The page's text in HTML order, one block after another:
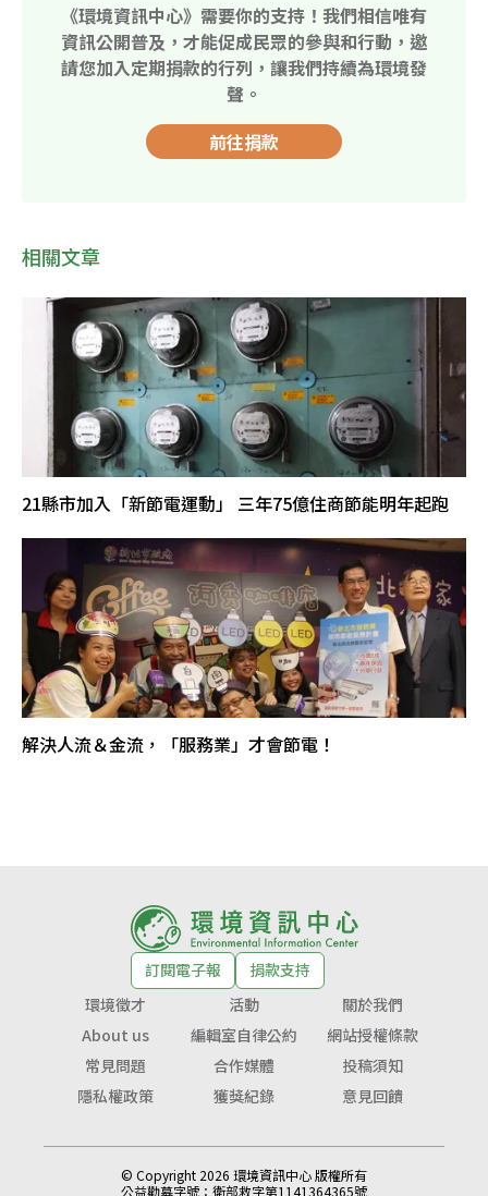
《環境資訊中心》需要你的支持！我們相信唯有
資訊公開普及，才能促成民眾的參與和行動，邀
請您加入定期捐款的行列，讓我們持續為環境發
聲。
前往捐款
相關文章
21縣市加入「新節電運動」 三年75億住商節能明年起跑
解決人流＆金流，「服務業」才會節電！
訂閱電子報
捐款支持
環境徵才
活動
關於我們
About us
編輯室自律公約
網站授權條款
常見問題
合作媒體
投稿須知
隱私權政策
獲獎紀錄 意見回饋
© Copyright 2026 環境資訊中心 版權所有
公益勸募字號： 衛部救字第1141364365號